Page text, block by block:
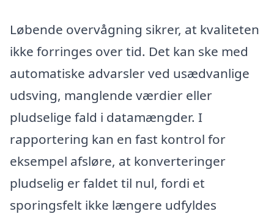
Løbende overvågning sikrer, at kvaliteten
ikke forringes over tid. Det kan ske med
automatiske advarsler ved usædvanlige
udsving, manglende værdier eller
pludselige fald i datamængder. I
rapportering kan en fast kontrol for
eksempel afsløre, at konverteringer
pludselig er faldet til nul, fordi et
sporingsfelt ikke længere udfyldes